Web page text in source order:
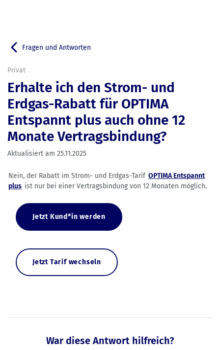
Zurück zu
Fragen und Antworten
Privat
Erhalte ich den Strom- und
Erdgas-Rabatt für OPTIMA
Entspannt plus auch ohne 12
Monate Vertragsbindung?
Aktualisiert am 25.11.2025
Nein, der Rabatt im Strom- und Erdgas-Tarif OPTIMA Entspannt
plus ist nur bei einer Vertragsbindung von 12 Monaten möglich.
Jetzt Kund*in werden
Jetzt Tarif wechseln
War diese Antwort hilfreich?